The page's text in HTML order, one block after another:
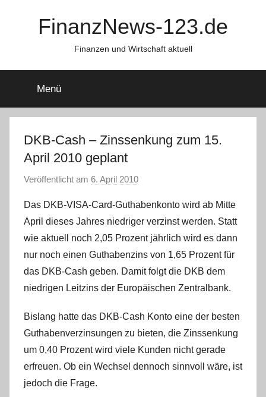
FinanzNews-123.de
Finanzen und Wirtschaft aktuell
Menü
DKB-Cash – Zinssenkung zum 15.
April 2010 geplant
Veröffentlicht am 6. April 2010
n
C
h
r
i
s
e
l
W
.
Das DKB-VISA-Card-Guthabenkonto wird ab Mitte
April dieses Jahres niedriger verzinst werden. Statt
wie aktuell noch 2,05 Prozent jährlich wird es dann
nur noch einen Guthabenzins von 1,65 Prozent für
das DKB-Cash geben. Damit folgt die DKB dem
niedrigen Leitzins der Europäischen Zentralbank.
Bislang hatte das DKB-Cash Konto eine der besten
Guthabenverzinsungen zu bieten, die Zinssenkung
um 0,40 Prozent wird viele Kunden nicht gerade
erfreuen. Ob ein Wechsel dennoch sinnvoll wäre, ist
jedoch die Frage.